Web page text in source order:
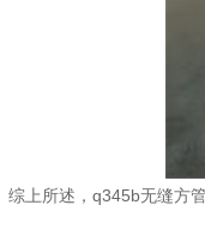
综上所述，q345b无缝方